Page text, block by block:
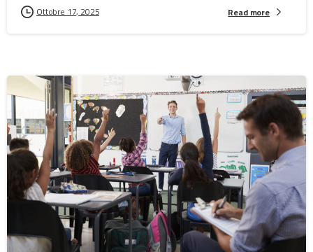
Ottobre 17, 2025 Read more